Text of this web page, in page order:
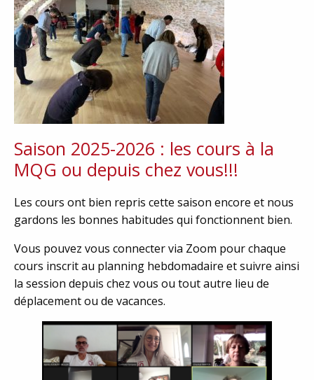
Saison 2025-2026 : les cours à la
MQG ou depuis chez vous!!!
Les cours ont bien repris cette saison encore et nous
gardons les bonnes habitudes qui fonctionnent bien.
Vous pouvez vous connecter via Zoom pour chaque
cours inscrit au planning hebdomadaire et suivre ainsi
la session depuis chez vous ou tout autre lieu de
déplacement ou de vacances.